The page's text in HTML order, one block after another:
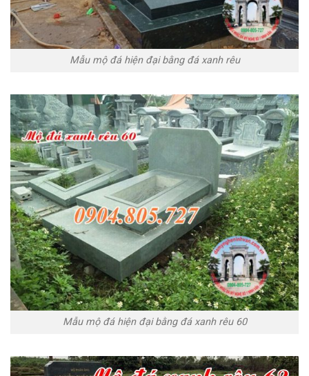
Mẫu mộ đá hiện đại bằng đá xanh rêu
Mẫu mộ đá hiện đại bằng đá xanh rêu 60